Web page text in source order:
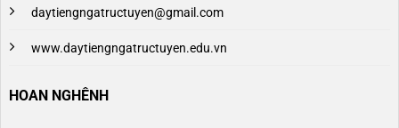
daytiengngatructuyen@gmail.com
www.daytiengngatructuyen.edu.vn
HOAN NGHÊNH